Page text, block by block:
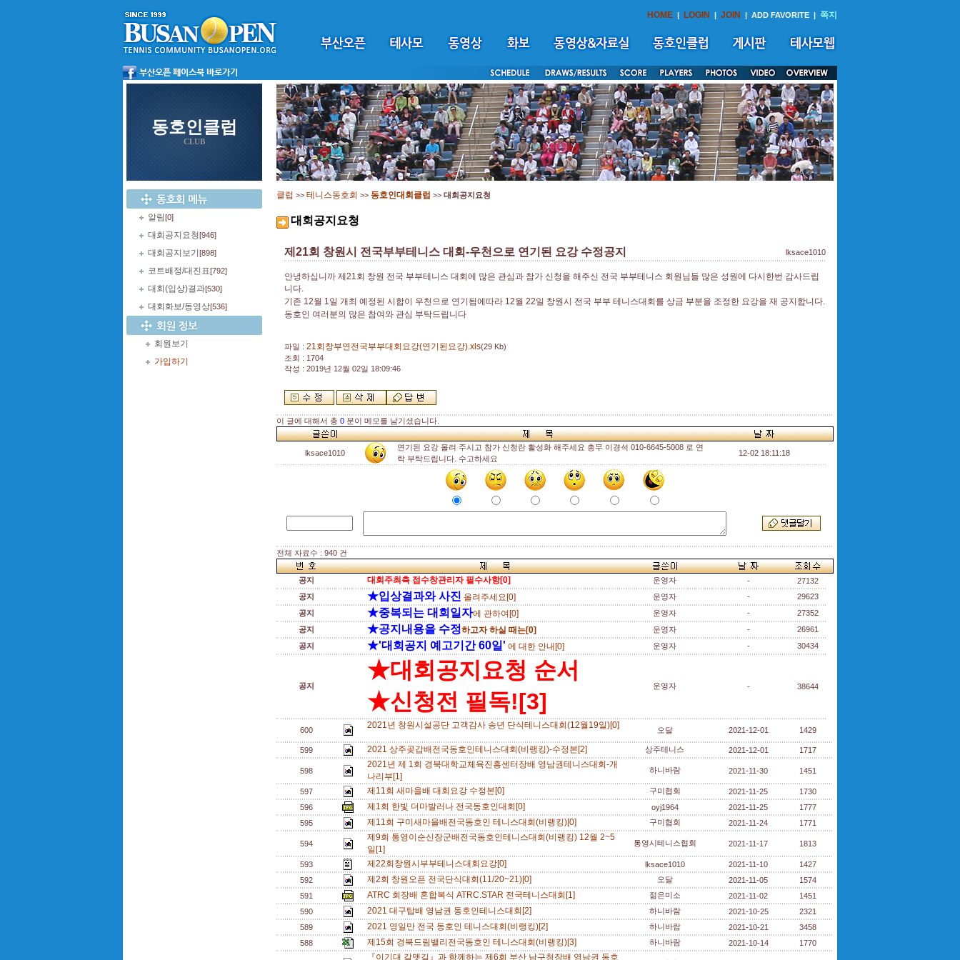
HOME | LOGIN | JOIN | ADD FAVORITE | 쪽지
동호인클럽
CLUB
알림[0]
대회공지요청[946]
대회공지보기 [898]
코트배정/대진표[792]
대회(입상)결과[530]
대회화보/동영상[536]
회원보기
가입하기
클럽 >> 테니스동호회 >> 동호인대회클럽 >> 대회공지요청
대회공지요청
제21회 창원시 전국부부테니스 대회-우천으로 연기된 요강 수정공지 lksace1010
안녕하십니까 제21회 창원 전국 부부테니스 대회에 많은 관심과 참가 신청을 해주신 전국 부부테니스 회원님들 많은 성원에 다시한번 감사드립
니다.
기존 12월 1일 개최 예정된 시합이 우천으로 연기됨에따라 12월 22일 창원시 전국 부부 테니스대회를 상금 부분을 조정한 요강을 재 공지합니다.
동호인 여러분의 많은 참여와 관심 부탁드립니다
파일 : 21회창부연전국부부대회요강(연기된요강).xls(29 Kb)
조회 : 1704
작성 : 2019년 12월 02일 18:09:46
이 글에 대해서 총 0 분이 메모를 남기셨습니다.
lksace1010
연기된 요강 올려 주시고 참가 신청란 활성화 해주세요 총무 이경석 010-6645-5008 로 연
락 부탁드립니다. 수고하세요
12-02 18:11:18
전체 자료수 : 940 건
공지 대회주최측 접수창관리자 필수사항[0] 운영자 -
27132
공지
★입상결과와 사진 올려주세요[0] 운영자 -
29623
공지
★중복되는 대회일자에 관하여[0] 운영자 -
27352
공지
★공지내용을 수정하고자 하실 때는[0] 운영자 -
26961
공지
★'대회공지 예고기간 60일' 에 대한 안내[0] 운영자 - 30434
공지
★대회공지요청 순서
★신청전 필독![3]
운영자 - 38644
600 2021년 창원시설공단 고객감사 송년 단식테니스대회(12월19일)[0] 오달 2021-12-01 1429
599 2021 상주곶갑배전국동호인테니스대회(비랭킹)-수정본[2] 상주테니스 2021-12-01 1717
598
2021년 제 1회 경북대학교체육진흥센터장배 영남권테니스대회-개
나리부[1]
하니바람 2021-11-30 1451
597 제11회 새마을배 대회요강 수정본[0] 구미협회 2021-11-25
1730
596
제1회 한빛 더마발러나 전국동호인대회[0] oyj1964 2021-11-25
1777
595
제11회 구미새마을배전국동호인 테니스대회(비랭킹)[0] 구미협회 2021-11-24 1771
594
제9회 통영이순신장군배전국동호인테니스대회(비랭킹) 12월 2~5
일[1]
통영시테니스협회 2021-11-17 1813
593 제22회창원시부부테니스대회요강[0] lksace1010 2021-11-10
1427
592
제2회 창원오픈 전국단식대회(11/20~21)[0] 오달 2021-11-05
1574
591
ATRC 회장배 혼합복식 ATRC.STAR 전국테니스대회[1] 젊은미소 2021-11-02
1451
590
2021 대구탑배 영남권 동호인테니스대회[2] 하니바람 2021-10-25
2321
589
2021 영일만 전국 동호인 테니스대회(비랭킹)[2] 하니바람 2021-10-21
3458
588
제15회 경북드림밸리전국동호인 테니스대회(비랭킹)[3] 하니바람 2021-10-14 1770
『이기대 갈맷길』과 함께하는 제6회 부산 남구청장배 영남권 동호